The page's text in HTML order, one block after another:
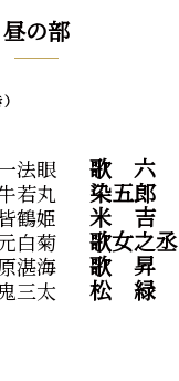
昼の部
法眼
若丸
鶴姫
白菊
湛海
三太
歌 六
染五郎
米 吉
歌女之丞
歌 昇
松 緑